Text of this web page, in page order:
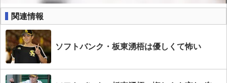
関連情報
ソフトバンク・板東湧梧は優しくて怖い